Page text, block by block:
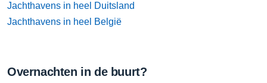
Jachthavens in heel Duitsland
Jachthavens in heel België
Overnachten in de buurt?